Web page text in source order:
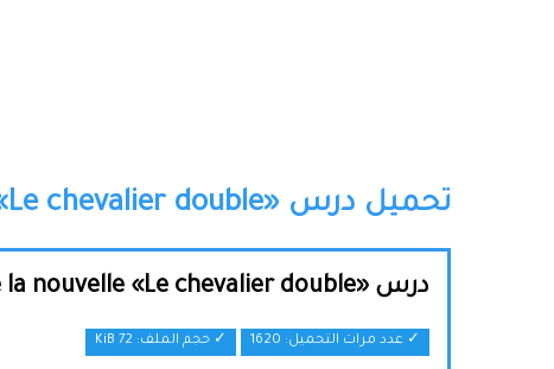
تحميل درس «Résumé de la nouvelle «Le chevalier double - اللغة الفرنسية - جذع مشترك:
درس «Résumé de la nouvelle «Le chevalier double - اللغة الفرنسية - جذع مشترك
✓ عدد مرات التحميل: 1620 ✓ حجم الملف: 72 KiB